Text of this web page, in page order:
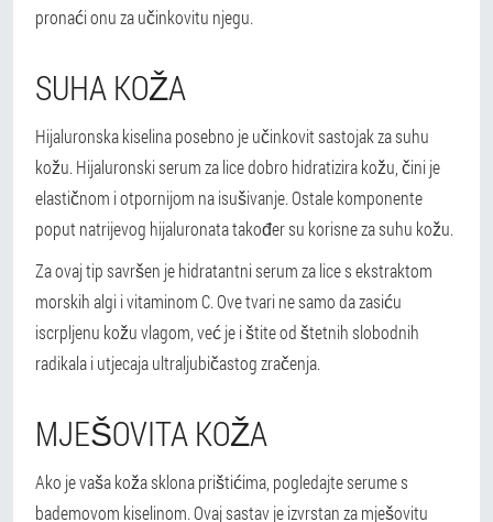
pronaći onu za učinkovitu njegu.
SUHA KOŽA
Hijaluronska kiselina posebno je učinkovit sastojak za suhu
kožu. Hijaluronski serum za lice dobro hidratizira kožu, čini je
elastičnom i otpornijom na isušivanje. Ostale komponente
poput natrijevog hijaluronata također su korisne za suhu kožu.
Za ovaj tip savršen je hidratantni serum za lice s ekstraktom
morskih algi i vitaminom C. Ove tvari ne samo da zasiću
iscrpljenu kožu vlagom, već je i štite od štetnih slobodnih
radikala i utjecaja ultraljubičastog zračenja.
MJEŠOVITA KOŽA
Ako je vaša koža sklona prištićima, pogledajte serume s
bademovom kiselinom. Ovaj sastav je izvrstan za mješovitu